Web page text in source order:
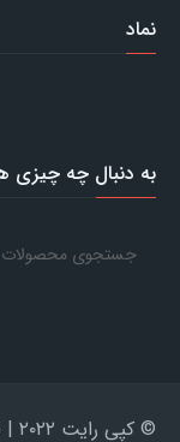
نماد
به دنبال چه چیزی